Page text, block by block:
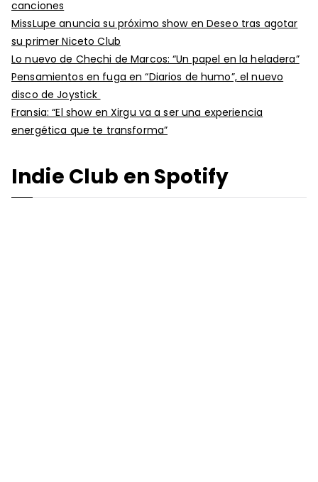
canciones
MissLupe anuncia su próximo show en Deseo tras agotar
su primer Niceto Club
Lo nuevo de Chechi de Marcos: “Un papel en la heladera”
Pensamientos en fuga en “Diarios de humo”, el nuevo
disco de Joystick
Fransia: “El show en Xirgu va a ser una experiencia
energética que te transforma”
Indie Club en Spotify